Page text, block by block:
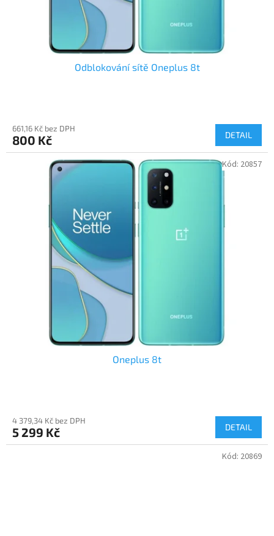
Odblokování sítě Oneplus 8t
661,16 Kč bez DPH
800 Kč DETAIL
Oneplus 8t
4 379,34 Kč bez DPH
5 299 Kč DETAIL
Kód: 20857
Kód: 20869